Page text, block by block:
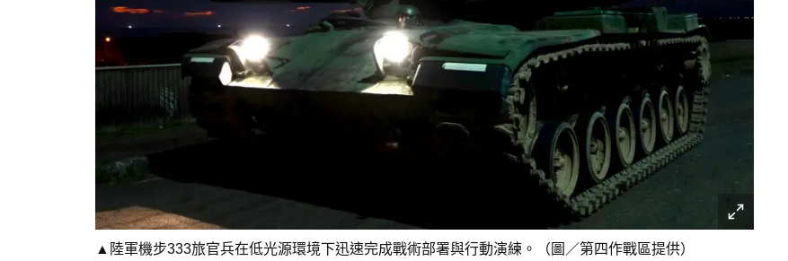
▲陸軍機步333旅官兵在低光源環境下迅速完成戰術部署與行動演練。（圖／第四作戰區提供）